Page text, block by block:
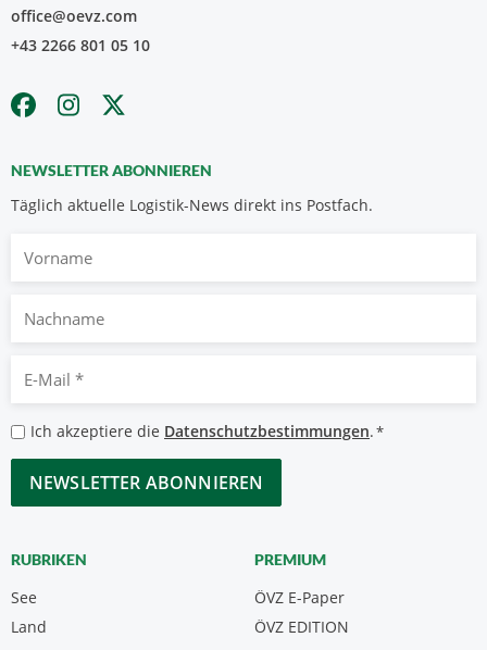
office@oevz.com
+43 2266 801 05 10
NEWSLETTER ABONNIEREN
Täglich aktuelle Logistik-News direkt ins Postfach.
Nachname
Mail
*
Datenschutzbestimmungen
*
Ich akzeptiere die Datenschutzbestimmungen.*
CAPTCHA
RUBRIKEN
See
Land
PREMIUM
ÖVZ E-Paper
ÖVZ EDITION